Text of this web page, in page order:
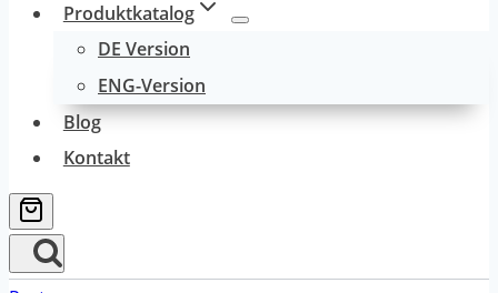
Produktkatalog
DE Version
ENG-Version
Blog
Kontakt